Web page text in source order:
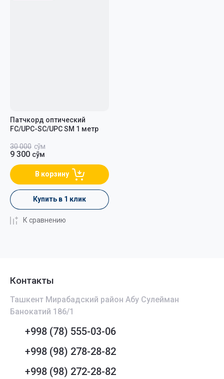
Патчкорд оптический
FC/UPC-SC/UPC SM 1 метр
30 000 сўм
9 300 сўм
В корзину
Купить в 1 клик
К сравнению
Контакты
Ташкент Мирабадский район Абу Сулейман
Банокатий 186/1
+998 (78) 555-03-06
+998 (98) 278-28-82
+998 (98) 272-28-82